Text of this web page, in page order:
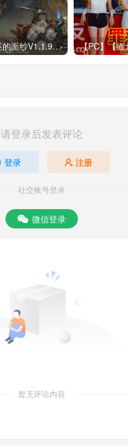
幻灵降世录 女巫的面纱V1.1.9+1DLC
请登录后发表评论
登录 注册
社交账号登录
微信登录
暂无评论内容